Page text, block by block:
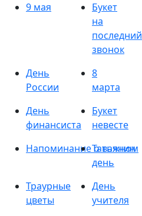
9 мая
Букет
на
последний
звонок
День
России
8
марта
День
финансиста
Букет
невесте
Напоминание о важном
Татьянин
день
Траурные
цветы
День
учителя